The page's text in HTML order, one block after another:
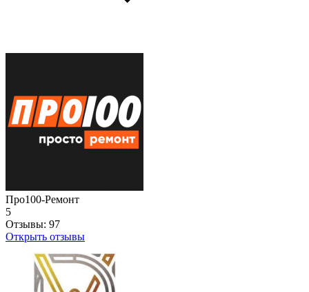
Про100-Ремонт
5
Отзывы: 97
Открыть отзывы